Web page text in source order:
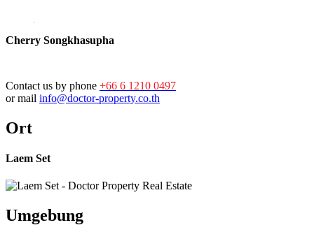
Cherry Songkhasupha
Contact us by phone +66 6 1210 0497
or mail info@doctor-property.co.th
Ort
Laem Set
Umgebung